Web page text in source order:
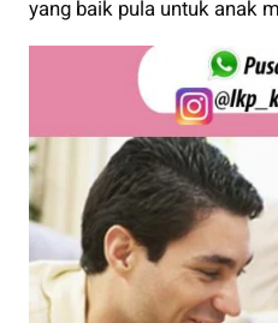
yang baik pula untuk anak